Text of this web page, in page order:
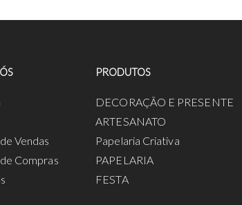
Vendas
Compras
PRODUTOS
DECORAÇÃO E PRESENTE
ARTESANATO
Papelaria Criativa
PAPELARIA
FESTA